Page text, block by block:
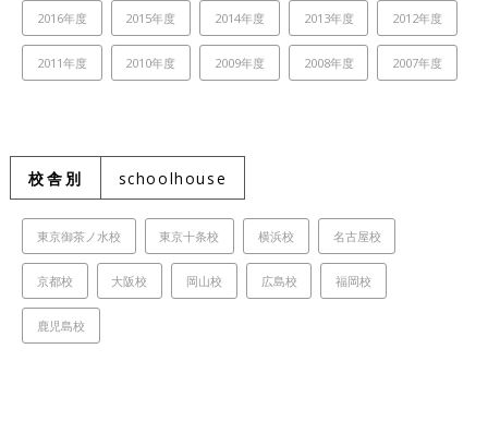
2016年度 2015年度 2014年度 2013年度 2012年度
2011年度 2010年度 2009年度 2008年度 2007年度
校舎別 schoolhouse
東京御茶ノ水校 東京十条校 横浜校 名古屋校
京都校 大阪校 岡山校 広島校 福岡校
鹿児島校